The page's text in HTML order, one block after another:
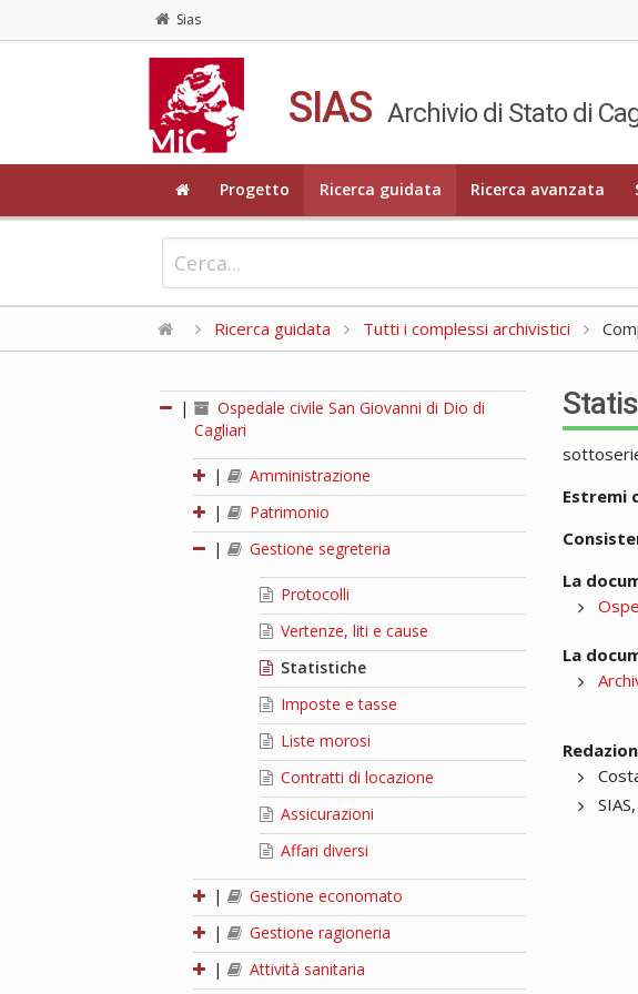
Sias
SIAS Archivio di Stato di
Progetto Ricerca guidata Ricerca avanzata
Ricerca guidata Tutti i complessi archivistici
|
Ospedale civile San Giovanni di Dio di
Cagliari
|
Amministrazione
|
Patrimonio
|
Gestione segreteria
Protocolli
Vertenze, liti e cause
Statistiche
Imposte e tasse
Liste morosi
Contratti di locazione
Assicurazioni
Affari diversi
|
Gestione economato
|
Gestione ragioneria
|
Attività sanitaria
Estremi
La
La